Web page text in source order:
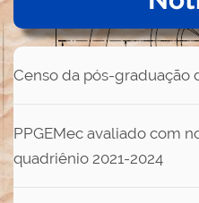
Censo da pós-graduação
PPGEMec avaliado com
quadriênio 2021-2024